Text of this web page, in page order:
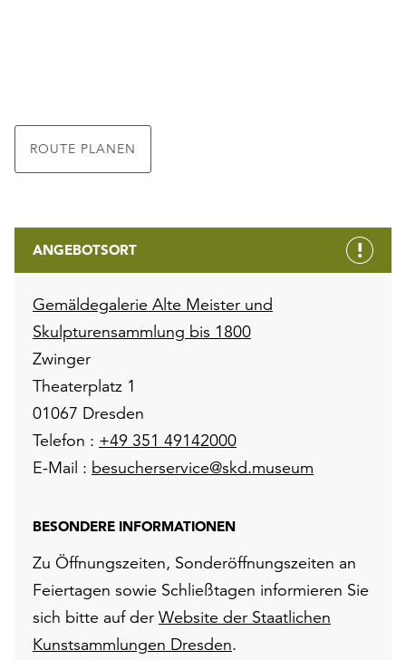
ROUTE PLANEN
ANGEBOTSORT
Gemäldegalerie Alte Meister und
Skulpturensammlung bis 1800
Zwinger
Theaterplatz 1
01067 Dresden
Telefon : +49 351 49142000
E-Mail : besucherservice@skd.museum
BESONDERE INFORMATIONEN
Zu Öffnungszeiten, Sonderöffnungszeiten an
Feiertagen sowie Schließtagen informieren Sie
sich bitte auf der Website der Staatlichen
Kunstsammlungen Dresden.